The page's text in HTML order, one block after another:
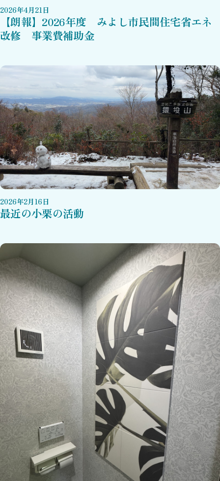
2026年4月21 日
【朗報】2026年度 みよし市民間住宅省エネ
改修 事業費補助金
2026年2月16日
最近の小栗の活動